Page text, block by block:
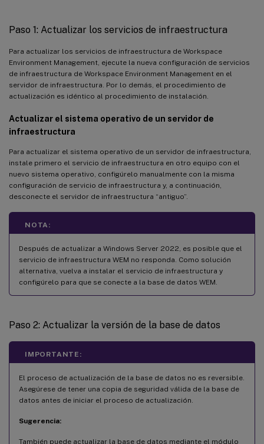
Paso 1: Actualizar los servicios de infraestructura
Para actualizar los servicios de infraestructura de Workspace
Environment Management, ejecute la nueva configuración de servicios
de infraestructura de Workspace Environment Management en el
servidor de infraestructura. Por lo demás, el procedimiento de
actualización es idéntico al procedimiento de instalación.
Actualizar el sistema operativo de un servidor de
infraestructura
Para actualizar el sistema operativo de un servidor de infraestructura,
instale primero el servicio de infraestructura en otro equipo con el
nuevo sistema operativo, configúrelo manualmente con la misma
configuración de servicio de infraestructura y, a continuación,
desconecte el servidor de infraestructura “antiguo”.
NOTA:
Después de actualizar a Windows Server 2022, es posible que el
servicio de infraestructura WEM no responda. Como solución
alternativa, vuelva a instalar el servicio de infraestructura y
configúrelo para que se conecte a la base de datos WEM.
Paso 2: Actualizar la versión de la base de datos
IMPORTANTE:
El proceso de actualización de la base de datos no es reversible.
Asegúrese de tener una copia de seguridad válida de la base de
datos antes de iniciar el proceso de actualización.
Sugerencia:
También puede actualizar la base de datos mediante el módulo